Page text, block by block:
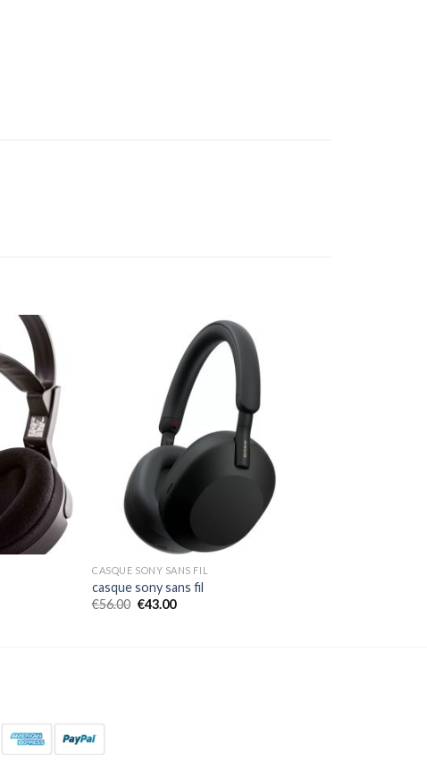
CASQUE SONY SANS FIL
casque sony sans fil
€56.00 €43.00